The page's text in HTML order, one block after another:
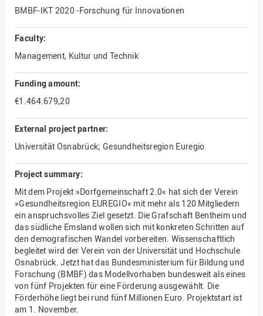
BMBF-IKT 2020 -Forschung für Innovationen
Faculty:
Management, Kultur und Technik
Funding amount:
€1.464.679,20
External project partner:
Universität Osnabrück; Gesundheitsregion Euregio
Project summary:
Mit dem Projekt »Dorfgemeinschaft 2.0« hat sich der Verein
»Gesundheitsregion EUREGIO« mit mehr als 120 Mitgliedern
ein anspruchsvolles Ziel gesetzt. Die Grafschaft Bentheim und
das südliche Emsland wollen sich mit konkreten Schritten auf
den demografischen Wandel vorbereiten. Wissenschaftlich
begleitet wird der Verein von der Universität und Hochschule
Osnabrück. Jetzt hat das Bundesministerium für Bildung und
Forschung (BMBF) das Modellvorhaben bundesweit als eines
von fünf Projekten für eine Förderung ausgewählt. Die
Förderhöhe liegt bei rund fünf Millionen Euro. Projektstart ist
am 1. November.